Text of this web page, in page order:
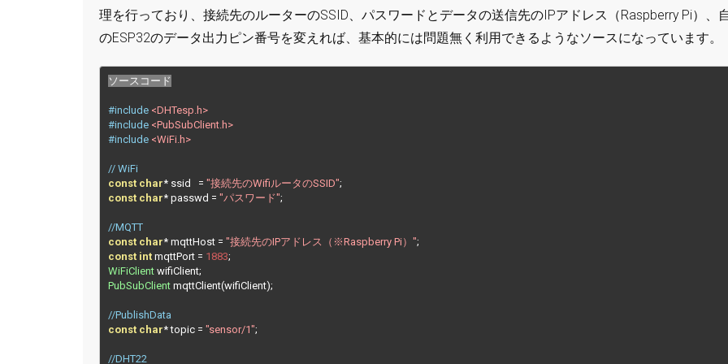
理を行っており、接続先のルーターのSSID、パスワードとデータの送信先のIPアドレス（Raspberry Pi）、
のESP32のデータ出力ピン番号を変えれば、基本的には問題無く利用できるようなソースになっています。
ソースコード
#include <DHTesp.h>
#include <PubSubClient.h>
#include <WiFi.h>
// WiFi
const char* ssid = "接続先のWifiルータのSSID";
const char* passwd = "パスワード";
//MQTT
const char* mqttHost = "接続先のIPアドレス（※Raspberry Pi）";
const int mqttPort = 1883;
WiFiClient wifiClient;
PubSubClient mqttClient(wifiClient);
//PublishData
const char* topic = "sensor/1";
//DHT22